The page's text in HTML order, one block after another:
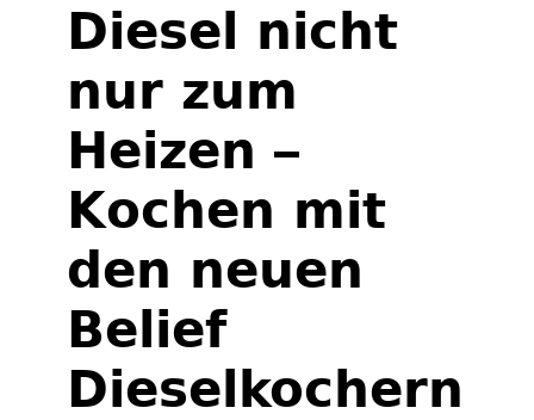
Diesel nicht
nur zum
Heizen –
Kochen mit
den neuen
Belief
Dieselkochern